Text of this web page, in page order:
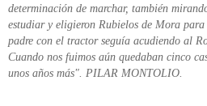
determinación de marchar, también
estudiar y eligieron Rubielos de Mora
padre con el tractor seguía acudiendo al
Cuando nos fuimos aún quedaban cinco
unos años más". PILAR MONTOLIO.